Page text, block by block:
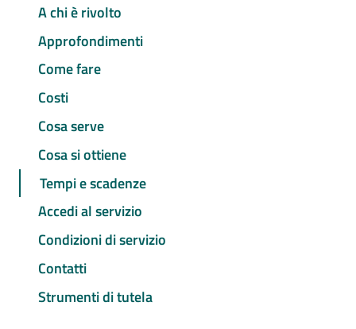
A chi è rivolto
Approfondimenti
Come fare
Costi
Cosa serve
Cosa si ottiene
Tempi e scadenze
Accedi al servizio
Condizioni di servizio
Contatti
Strumenti di tutela